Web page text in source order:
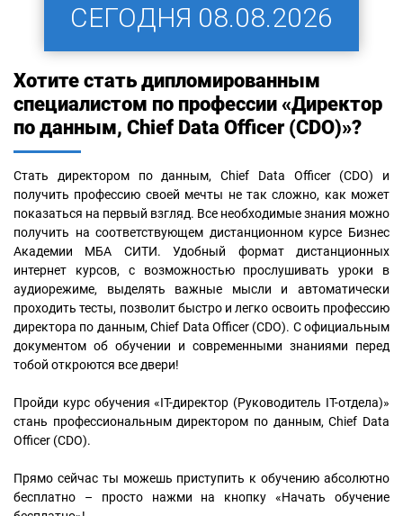
СЕГОДНЯ 08.08.2026
Хотите стать дипломированным
специалистом по профессии «Директор
по данным, Chief Data Officer (CDO)»?
Стать директором по данным, Chief Data Officer (CDO) и
получить профессию своей мечты не так сложно, как может
показаться на первый взгляд. Все необходимые знания можно
получить на соответствующем дистанционном курсе Бизнес
Академии МБА СИТИ. Удобный формат дистанционных
интернет курсов, с возможностью прослушивать уроки в
аудиорежиме, выделять важные мысли и автоматически
проходить тесты, позволит быстро и легко освоить профессию
директора по данным, Chief Data Officer (CDO). С официальным
документом об обучении и современными знаниями перед
тобой откроются все двери!
Пройди курс обучения «IT-директор (Руководитель IT-отдела)»
стань профессиональным директором по данным, Chief Data
Officer (CDO).
Прямо сейчас ты можешь приступить к обучению абсолютно
бесплатно – просто нажми на кнопку «Начать обучение